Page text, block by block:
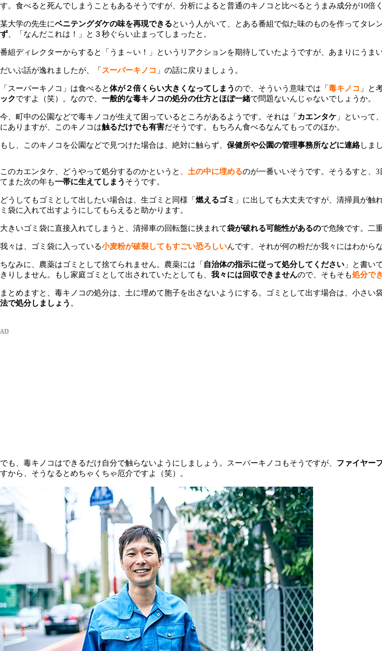
す。食べると死んでしまうこともあるそうですが、分析によると普通のキノコと比べるとうまみ成分が10倍
某大学の先生にベニテングダケの味を再現できるという人がいて、とある番組で似た味のものを作ってタレ
ず 、「なんだこれは！」と３秒ぐらい止まってしまったと。
番組ディレクターからすると「うま～い！」というリアクションを期待していたようですが、あまりにうま
だいぶ話が逸れましたが、「 スーパーキノコ 」の話に戻りましょう。
「スーパーキノコ」は食べると体が２倍くらい大きくなってしまうので、そういう意味では「 毒キノコ 」と
ックですよ（笑）。なので、 一般的な毒キノコの処分の仕方とほぼ一緒で問題ないんじゃないでしょうか。
今、町中の公園などで毒キノコが生えて困っているところがあるようです。それは「 カエンタケ 」といって
にありますが、このキノコは触るだけでも有害だそうです。もちろん食べるなんてもってのほか。
もし、このキノコを公園などで見つけた場合は、絶対に触らず、 保健所や公園の管理事務所などに連絡しま
このカエンタケ、どうやって処分するのかというと 、土の中に埋めるのが一番いいそうです。そうるすと、
てまた次の年も一帯に生えてしまう そうです。
どうしてもゴミとして出したい場合は、生ゴミと同様「 燃えるゴミ 」に出しても大丈夫ですが、清掃員が触
ミ袋に入れて出すようにしてもらえると助かります。
大きいゴミ袋に直接入れてしまうと、清掃車の回転盤に挟まれて袋が破れる可能性があるので危険です。二
我々は、ゴミ袋に入っている小麦粉が破裂してもすごい恐ろしいんです、それが何の粉だか我々にはわから
ちなみに、農薬はゴミとして捨てられません。農薬には「 自治体の指示に従って処分してください 」と書い
きりしません。もし家庭ゴミとして出されていたとしても、 我々には回収できませんので、そもそも処分で
まとめますと、毒キノコの処分は、土に埋めて胞子を出さないようにする。ゴミとして出す場合は、小さ
法で処分しましょう 。
でも、毒キノコはできるだけ自分で触らないようにしましょう。スーパーキノコもそうですが、 ファイヤー
すから、そうなるとめちゃくちゃ厄介ですよ（笑）。